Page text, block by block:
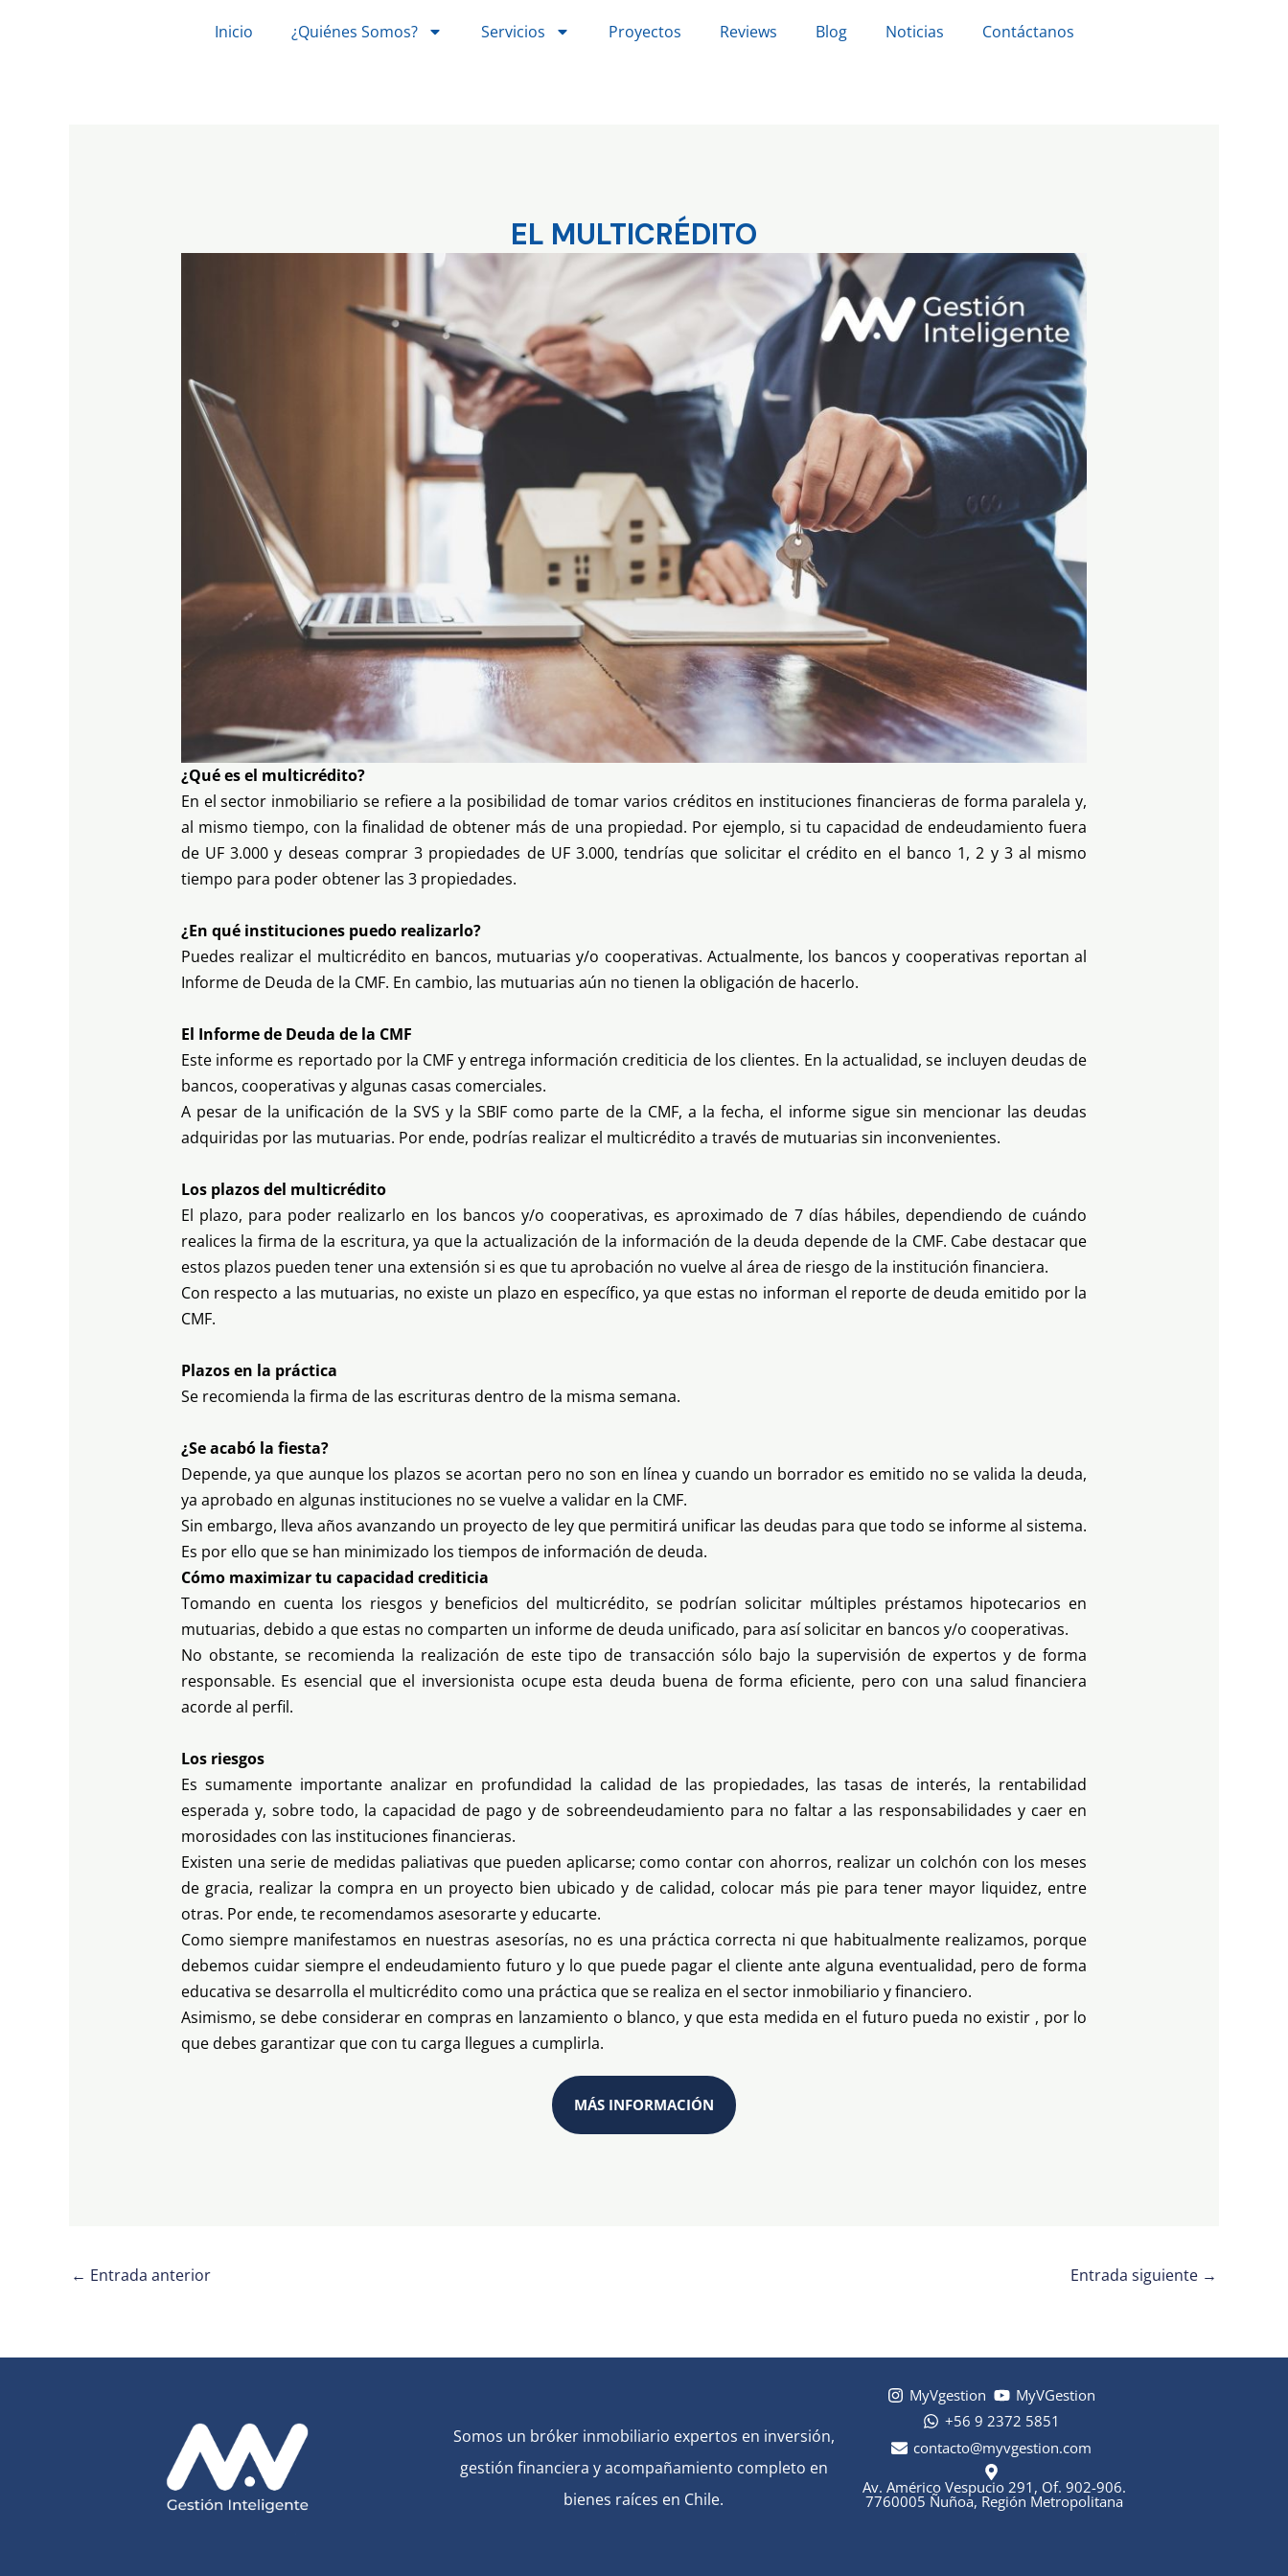
Inicio ¿Quiénes Somos? Servicios Proyectos Reviews Blog Noticias Contáctanos
EL MULTICRÉDITO
¿Qué es el multicrédito?
En el sector inmobiliario se refiere a la posibilidad de tomar varios créditos en instituciones financieras de forma paralela y,
al mismo tiempo, con la finalidad de obtener más de una propiedad. Por ejemplo, si tu capacidad de endeudamiento fuera
de UF 3.000 y deseas comprar 3 propiedades de UF 3.000, tendrías que solicitar el crédito en el banco 1, 2 y 3 al mismo
tiempo para poder obtener las 3 propiedades.
¿En qué instituciones puedo realizarlo?
Puedes realizar el multicrédito en bancos, mutuarias y/o cooperativas. Actualmente, los bancos y cooperativas reportan al
Informe de Deuda de la CMF. En cambio, las mutuarias aún no tienen la obligación de hacerlo.
El Informe de Deuda de la CMF
Este informe es reportado por la CMF y entrega información crediticia de los clientes. En la actualidad, se incluyen deudas de
bancos, cooperativas y algunas casas comerciales.
A pesar de la unificación de la SVS y la SBIF como parte de la CMF, a la fecha, el informe sigue sin mencionar las deudas
adquiridas por las mutuarias. Por ende, podrías realizar el multicrédito a través de mutuarias sin inconvenientes.
Los plazos del multicrédito
El plazo, para poder realizarlo en los bancos y/o cooperativas, es aproximado de 7 días hábiles, dependiendo de cuándo
realices la firma de la escritura, ya que la actualización de la información de la deuda depende de la CMF. Cabe destacar que
estos plazos pueden tener una extensión si es que tu aprobación no vuelve al área de riesgo de la institución financiera.
Con respecto a las mutuarias, no existe un plazo en específico, ya que estas no informan el reporte de deuda emitido por la
CMF.
Plazos en la práctica
Se recomienda la firma de las escrituras dentro de la misma semana.
¿Se acabó la fiesta?
Depende, ya que aunque los plazos se acortan pero no son en línea y cuando un borrador es emitido no se valida la deuda,
ya aprobado en algunas instituciones no se vuelve a validar en la CMF.
Sin embargo, lleva años avanzando un proyecto de ley que permitirá unificar las deudas para que todo se informe al sistema.
Es por ello que se han minimizado los tiempos de información de deuda.
Cómo maximizar tu capacidad crediticia
Tomando en cuenta los riesgos y beneficios del multicrédito, se podrían solicitar múltiples préstamos hipotecarios en
mutuarias, debido a que estas no comparten un informe de deuda unificado, para así solicitar en bancos y/o cooperativas.
No obstante, se recomienda la realización de este tipo de transacción sólo bajo la supervisión de expertos y de forma
responsable. Es esencial que el inversionista ocupe esta deuda buena de forma eficiente, pero con una salud financiera
acorde al perfil.
Los riesgos
Es sumamente importante analizar en profundidad la calidad de las propiedades, las tasas de interés, la rentabilidad
esperada y, sobre todo, la capacidad de pago y de sobreendeudamiento para no faltar a las responsabilidades y caer en
morosidades con las instituciones financieras.
Existen una serie de medidas paliativas que pueden aplicarse; como contar con ahorros, realizar un colchón con los meses
de gracia, realizar la compra en un proyecto bien ubicado y de calidad, colocar más pie para tener mayor liquidez, entre
otras. Por ende, te recomendamos asesorarte y educarte.
Como siempre manifestamos en nuestras asesorías, no es una práctica correcta ni que habitualmente realizamos, porque
debemos cuidar siempre el endeudamiento futuro y lo que puede pagar el cliente ante alguna eventualidad, pero de forma
educativa se desarrolla el multicrédito como una práctica que se realiza en el sector inmobiliario y financiero.
Asimismo, se debe considerar en compras en lanzamiento o blanco, y que esta medida en el futuro pueda no existir , por lo
que debes garantizar que con tu carga llegues a cumplirla.
MÁS INFORMACIÓN
← Entrada anterior Entrada siguiente →
Somos un bróker inmobiliario expertos en inversión,
gestión financiera y acompañamiento completo en
bienes raíces en Chile.
MyVgestion
MyVGestion
+56 9 2372 5851
contacto@myvgestion.com
Av. Américo Vespucio 291, Of. 902-906.
7760005 Ñuñoa, Región Metropolitana